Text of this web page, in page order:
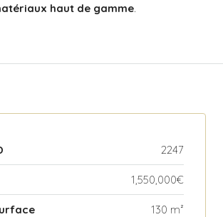
haut de gamme.
2247
1,550,000€
130 m²